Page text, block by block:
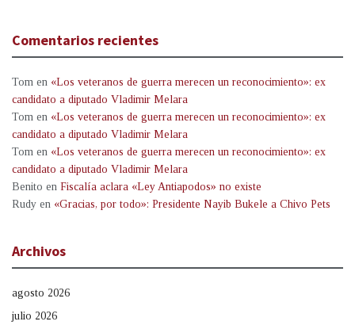
Comentarios recientes
Tom en «Los veteranos de guerra merecen un reconocimiento»: ex
candidato a diputado Vladimir Melara
Tom en «Los veteranos de guerra merecen un reconocimiento»: ex
candidato a diputado Vladimir Melara
Tom en «Los veteranos de guerra merecen un reconocimiento»: ex
candidato a diputado Vladimir Melara
Benito en Fiscalía aclara «Ley Antiapodos» no existe
Rudy en «Gracias, por todo»: Presidente Nayib Bukele a Chivo Pets
Archivos
agosto 2026
julio 2026